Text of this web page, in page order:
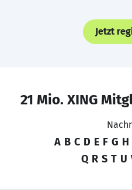
Jetzt
21 Mio. XING
A B C D E F G H
Q R S T U